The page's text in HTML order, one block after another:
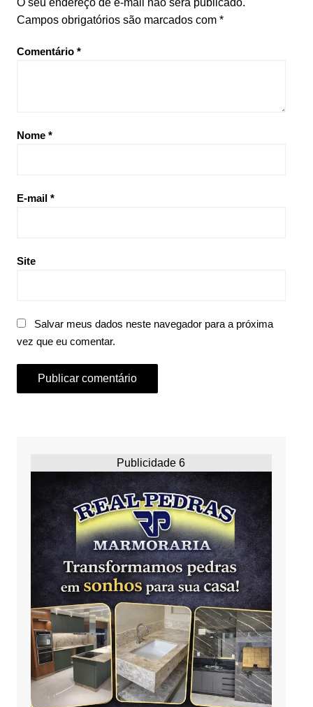
Campos obrigatórios são marcados com *
Comentário *
Nome *
E-mail *
Site
Salvar meus dados neste navegador para a próxima
vez que eu comentar.
Publicidade 6